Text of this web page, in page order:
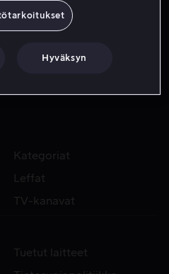
Kategoriat
Leffat
TV-kanavat
Tuetut laitteet
Hyväksyn